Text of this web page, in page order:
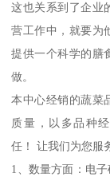
这也关系到了企业
营工作中，就要为
提供一个科学的膳
做。
本中心经销的蔬菜
质量，以多品种
任！ 让我们为您服
1、数量方面：电